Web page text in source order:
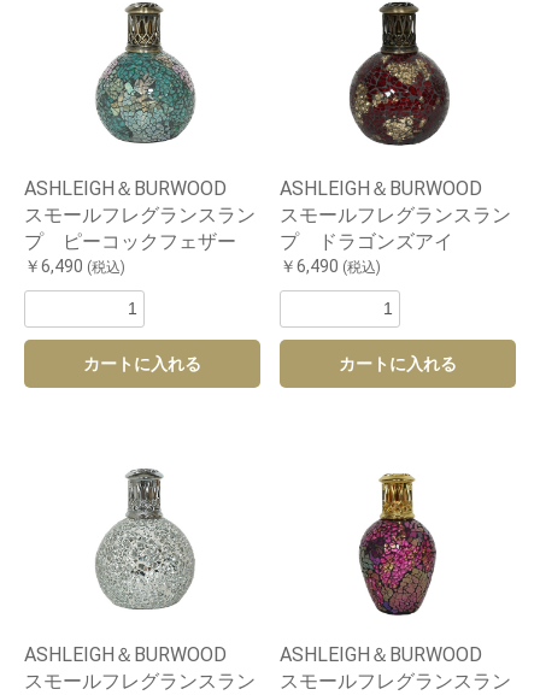
ASHLEIGH＆BURWOOD
スモールフレグランスラン
プ ピーコックフェザー
￥6,490 (税込)
カートに入れる
ASHLEIGH＆BURWOOD
スモールフレグランスラン
プ ドラゴンズアイ
￥6,490 (税込)
カートに入れる
ASHLEIGH＆BURWOOD
スモールフレグランスラン
ASHLEIGH＆BURWOOD
スモールフレグランスラン